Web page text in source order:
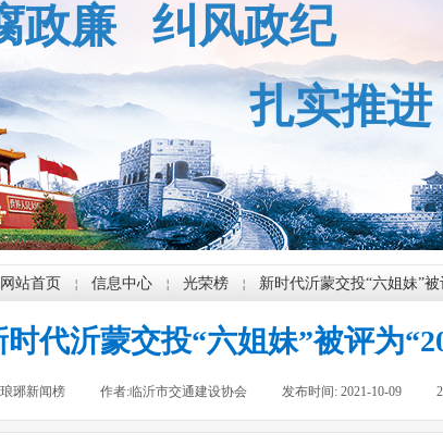
政廉 纠风政纪
扎实推进
网站首页 ￤ 信息中心 ￤ 光荣榜 ￤ 新时代沂蒙交投“六姐妹”
时代沂蒙交投“六姐妹”被评为
琅琊新闻榜 作者:临沂市交通建设协会 发布时间: 2021-10-09